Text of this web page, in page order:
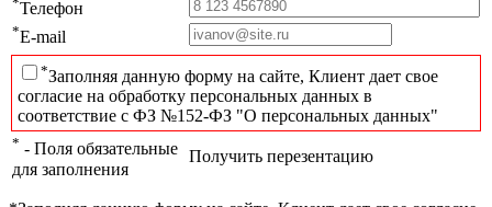
Телефон
*E-mail
*Заполняя данную форму на сайте, Клиент дает свое
согласие на обработку персональных данных в
соответствие с ФЗ №152-ФЗ "О персональных данных"
* - Поля обязательные
для заполнения
Получить перезентацию